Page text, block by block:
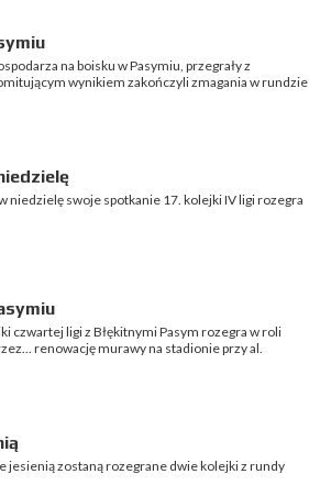
na boisku w Pasymiu, przegrały z
wynikiem zakończyli zmagania w rundzie
niedzielę swoje spotkanie 17. kolejki IV ligi rozegra
czwartej ligi z Błękitnymi Pasym rozegra w roli
renowację murawy na stadionie przy al.
jesienią zostaną rozegrane dwie kolejki z rundy